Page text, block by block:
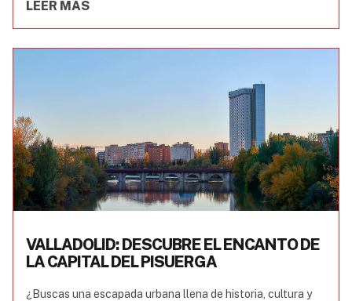
LEER MÁS
VALLADOLID: DESCUBRE EL ENCANTO DE
LA CAPITAL DEL PISUERGA
¿Buscas una escapada urbana llena de historia, cultura y